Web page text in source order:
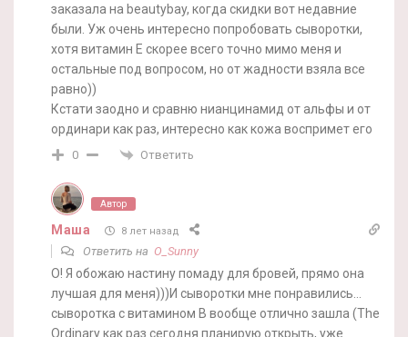
заказала на beautybay, когда скидки вот недавние
были. Уж очень интересно попробовать сыворотки,
хотя витамин Е скорее всего точно мимо меня и
остальные под вопросом, но от жадности взяла все
равно))
Кстати заодно и сравню нианцинамид от альфы и от
ординари как раз, интересно как кожа воспримет его
0 Ответить
Автор
Маша 8 лет назад
Ответить на O_Sunny
О! Я обожаю настину помаду для бровей, прямо она
лучшая для меня)))И сыворотки мне понравились…
сыворотка с витамином В вообще отлично зашла (The
Ordinary как раз сегодня планирую открыть, уже